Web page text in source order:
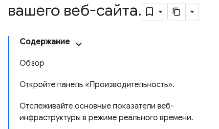
вашего веб-сайта.
Содержание
Обзор
Откройте панель «Производительность».
Отслеживайте основные показатели веб-
инфраструктуры в режиме реального времени.